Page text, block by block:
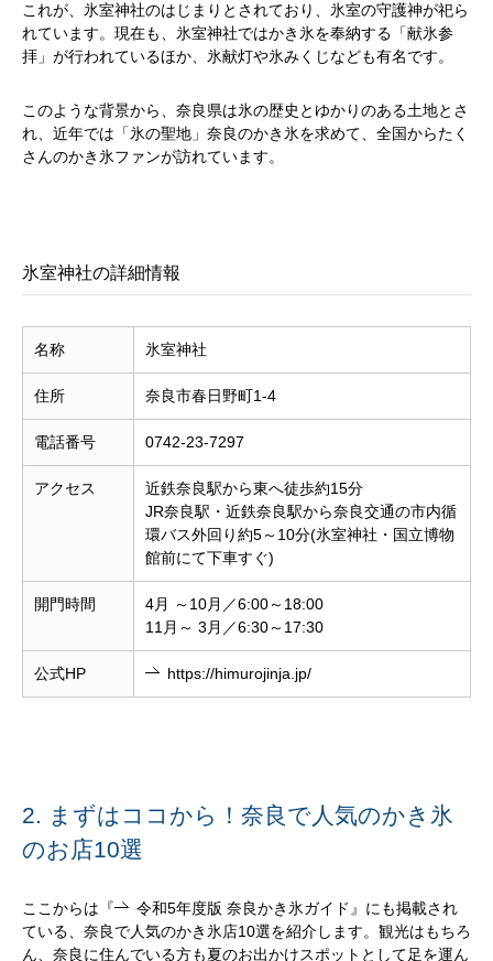
これが、氷室神社のはじまりとされており、氷室の守護神が祀ら
れています。現在も、氷室神社ではかき氷を奉納する「献氷参
拝」が行われているほか、氷献灯や氷みくじなども有名です。
このような背景から、奈良県は氷の歴史とゆかりのある土地とさ
れ、近年では「氷の聖地」奈良のかき氷を求めて、全国からたく
さんのかき氷ファンが訪れています。
氷室神社の詳細情報
名称 氷室神社
住所 奈良市春日野町1-4
電話番号 0742-23-7297
アクセス
近鉄奈良駅から東へ徒歩約15分
JR奈良駅・近鉄奈良駅から奈良交通の市内循
環バス外回り約5～10分(氷室神社・国立博物
館前にて下車すぐ)
開門時間
4月 ～10月／6:00～18:00
11月～ 3月／6:30～17:30
公式HP https://himurojinja.jp/
2. まずはココから！奈良で人気のかき氷
のお店10選
ここからは『 令和5年度版 奈良かき氷ガイド 』にも掲載され
ている、奈良で人気のかき氷店10選を紹介します。観光はもちろ
ん、奈良に住んでいる方も夏のお出かけスポットとして足を運ん